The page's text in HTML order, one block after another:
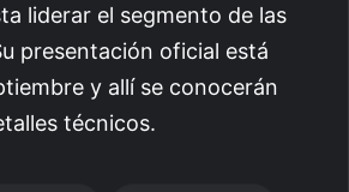
liderar el segmento de las
presentación oficial está
y allí se conocerán
técnicos.